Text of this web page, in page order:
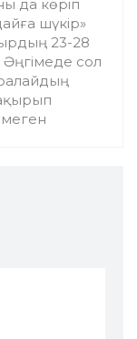
да көріп
шүкір»
23-28
сол